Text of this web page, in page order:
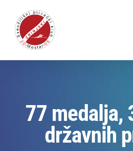
content
77 medalja,
državnih